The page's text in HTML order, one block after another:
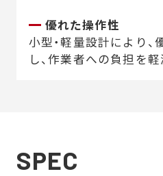
優れた操作性
小型・軽量設計により
し、作業者への負担を軽
SPEC